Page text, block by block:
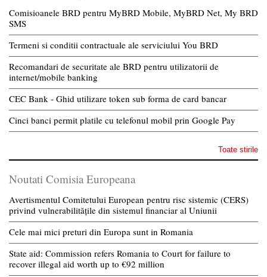
Comisioanele BRD pentru MyBRD Mobile, MyBRD Net, My BRD
SMS
Termeni si conditii contractuale ale serviciului You BRD
Recomandari de securitate ale BRD pentru utilizatorii de
internet/mobile banking
CEC Bank - Ghid utilizare token sub forma de card bancar
Cinci banci permit platile cu telefonul mobil prin Google Pay
Toate stirile
Noutati Comisia Europeana
Avertismentul Comitetului European pentru risc sistemic (CERS)
privind vulnerabilitățile din sistemul financiar al Uniunii
Cele mai mici preturi din Europa sunt in Romania
State aid: Commission refers Romania to Court for failure to
recover illegal aid worth up to €92 million